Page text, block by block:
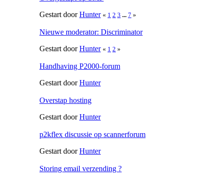
Gestart doorHunter « 1 2 3 ... 7 »
Nieuwe moderator: Discriminator
Gestart doorHunter « 1 2 »
Handhaving P2000-forum
Gestart doorHunter
Overstap hosting
Gestart doorHunter
p2kflex discussie op scannerforum
Gestart doorHunter
Storing email verzending ?